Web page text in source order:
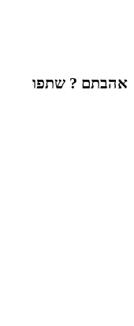
אהבתם ? שתפו